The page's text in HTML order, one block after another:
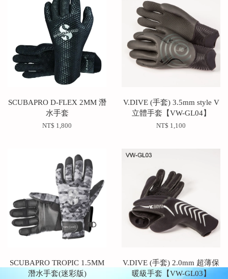
SCUBAPRO D-FLEX 2MM 潛
水手套
NT$ 1,800
V.DIVE (手套) 3.5mm style V
立體手套【VW-GL04】
NT$ 1,100
SCUBAPRO TROPIC 1.5MM
潛水手套(迷彩版)
V.DIVE (手套) 2.0mm 超薄保
暖級手套【VW-GL03】